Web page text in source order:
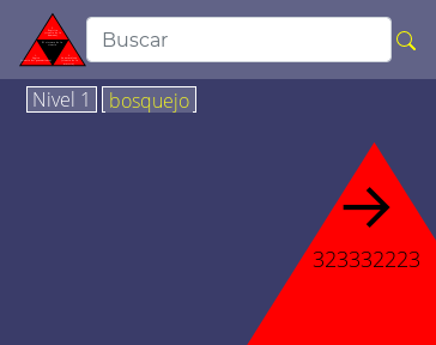
Nivel 1 bosquejo
→
323332223